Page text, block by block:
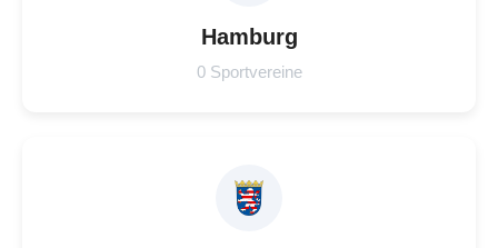
Hamburg
0 Sportvereine